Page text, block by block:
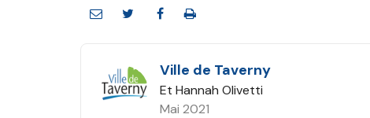
Ville de Taverny
Et Hannah Olivetti
Mai 2021